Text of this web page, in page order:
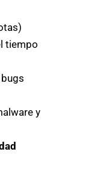
tiempo
y